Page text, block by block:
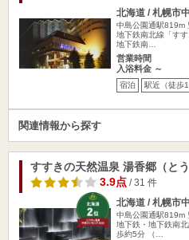
北海道 / 札幌市
中島公園通駅819m
地下鉄南北線「す
地下鉄南…
営業時間
入浴料金 ～
宿泊 駅近（徒歩
関連情報から探す
すすきの天然温泉 湯香郷（とう
3.9点/ 31 件
北海道 / 札幌市
中島公園通駅819m
地下鉄・地下鉄南
歩約5分 （…